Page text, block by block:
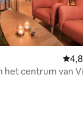
het centrum van